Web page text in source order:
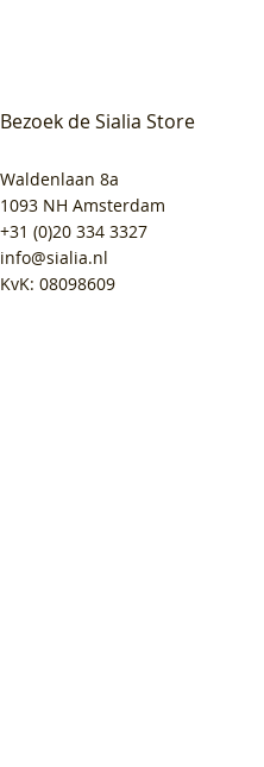
Bezoek de Sialia Store
Waldenlaan 8a
1093 NH Amsterdam
+31 (0)20 334 3327
info@sialia.nl
KvK: 08098609